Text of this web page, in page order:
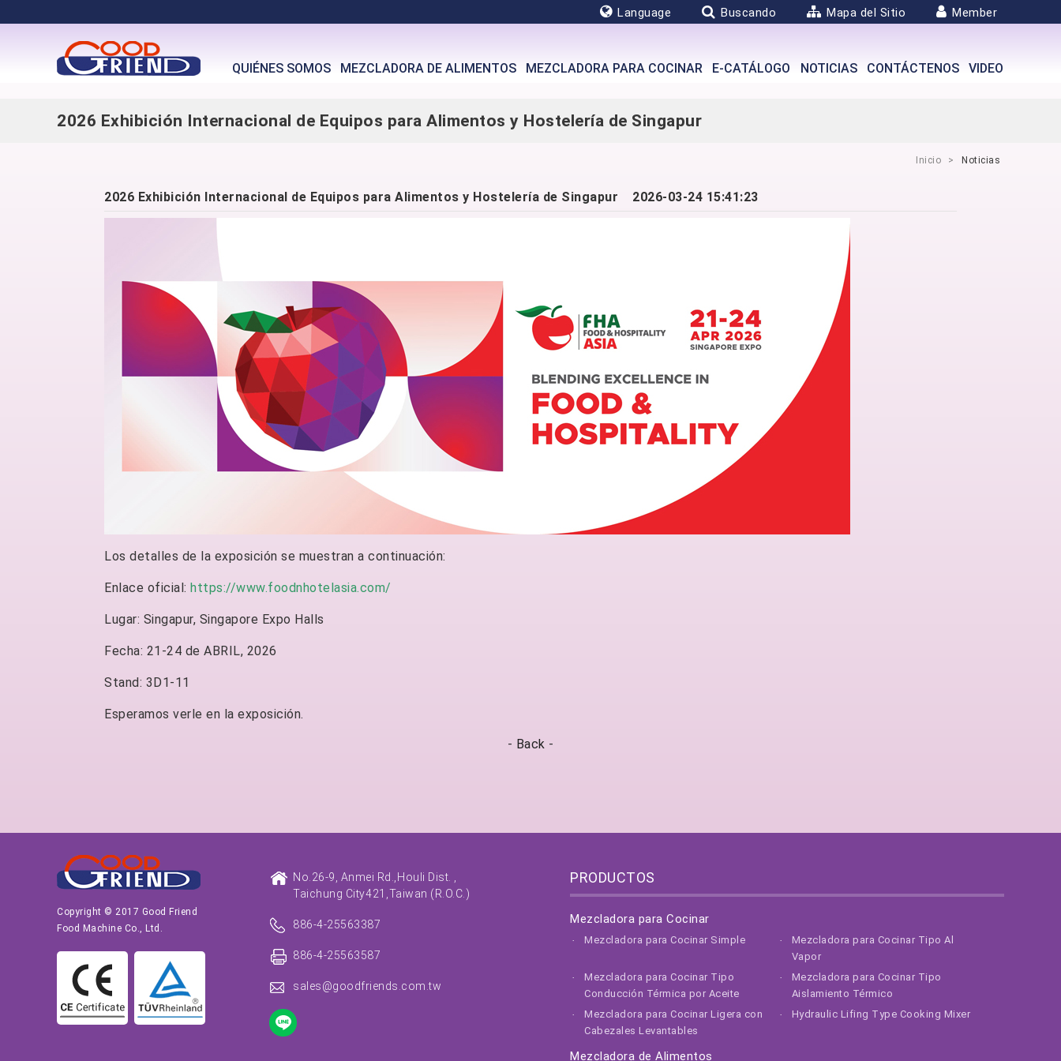
Language Buscando Mapa del Sitio Member
QUIÉNES SOMOS MEZCLADORA DE ALIMENTOS MEZCLADORA PARA COCINAR E-CATÁLOGO NOTICIAS CONTÁCTENOS VIDEO
2026 Exhibición Internacional de Equipos para Alimentos y Hostelería de Singapur
Inicio Noticias
2026 Exhibición Internacional de Equipos para Alimentos y Hostelería de Singapur 2026-03-24 15:41:23
Los detalles de la exposición se muestran a continuación:
Enlace oficial: https://www.foodnhotelasia.com/
Lugar: Singapur, Singapore Expo Halls
Fecha: 21-24 de ABRIL, 2026
Stand: 3D1-11
Esperamos verle en la exposición.
- Back -
Copyright © 2017 Good Friend
Food Machine Co., Ltd.
No.26-9, Anmei Rd.,Houli Dist. ,
Taichung City421, Taiwan (R.O.C.)
886-4-25563387
886-4-25563587
sales@goodfriends.com.tw
PRODUCTOS
Mezcladora para Cocinar
Mezcladora para Cocinar Simple
Mezcladora para Cocinar Tipo Al
Vapor
Mezcladora para Cocinar Tipo
Conducción Térmica por Aceite
Mezcladora para Cocinar Tipo
Aislamiento Térmico
Mezcladora para Cocinar Ligera con
Cabezales Levantables
Hydraulic Lifing Type Cooking Mixer
Mezcladora de Alimentos